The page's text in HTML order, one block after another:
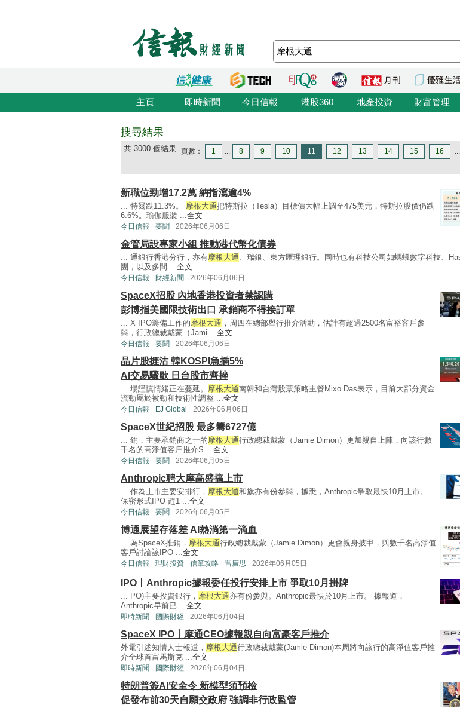
主頁 即時新聞 今日信報 港股360 地產投資 財富管理
搜尋結果
共 3000 個結果 頁數： 1 ... 8 9 10 11 12 13 14 15 16 ...
新職位勁增17.2萬 納指瀉逾4%
... 特爾跌11.3%。 摩根大通把特斯拉（Tesla）目標價大幅上調至475美元，特斯拉股價仍跌
6.6%。瑜伽服裝 ...全文
今日信報 要聞 2026年06月06日
金管局設專家小組 推動港代幣化債券
... 通銀行香港分行，亦有摩根大通、瑞銀、東方匯理銀行。同時也有科技公司如螞蟻數字科技、
團，以及多間 ...全文
今日信報 財經新聞 2026年06月06日
SpaceX招股 內地香港投資者禁認購
彭博指美國限技術出口 承銷商不得接訂單
... X IPO籌備工作的摩根大通 ，周四在總部舉行推介活動，估計有超過2500名富裕客戶參
與，行政總裁戴蒙（Jami ...全文
今日信報 要聞 2026年06月06日
晶片股捱沽 韓KOSPI急插5%
AI交易驟歇 日台股市齊挫
... 場謹慎情緒正在蔓延。 摩根大通南韓和台灣股票策略主管Mixo Das表示，目前大部分資金
流動屬於被動和技術性調整 ...全文
今日信報 EJ Global 2026年06月06日
SpaceX世紀招股 最多籌6727億
... 銷，主要承銷商之一的摩根大通行政總裁戴蒙（Jamie Dimon）更加親自上陣，向該行數
千名的高淨值客戶推介S ...全文
今日信報 要聞 2026年06月05日
Anthropic聘大摩高盛搞上市
... 作為上市主要安排行， 摩根大通和旗亦有份參與，據悉，Anthropic爭取最快10月上市。
保密形式IPO 趕1 ...全文
今日信報 要聞 2026年06月05日
博通展望存落差 AI熱淌第一滴血
... 為SpaceX推銷， 摩根大通行政總裁戴蒙（Jamie Dimon）更會親身披甲，與數千名高淨值
客戶討論該IPO ...全文
今日信報 理財投資 信筆攻略 習廣思 2026年06月05日
IPO丨Anthropic據報委任投行安排上市 爭取10月掛牌
... PO)主要投資銀行， 摩根大通亦有份參與。Anthropic最快於10月上市。 據報道，
Anthropic早前已 ...全文
即時新聞 國際財經 2026年06月04日
SpaceX IPO丨摩通CEO據報親自向富豪客戶推介
外電引述知情人士報道， 摩根大通行政總裁戴蒙(Jamie Dimon)本周將向該行的高淨值客戶推
介全球首富馬斯克 ...全文
即時新聞 國際財經 2026年06月04日
特朗普簽AI安全令 新模型須預檢
促發布前30天自願交政府 強調非行政監管